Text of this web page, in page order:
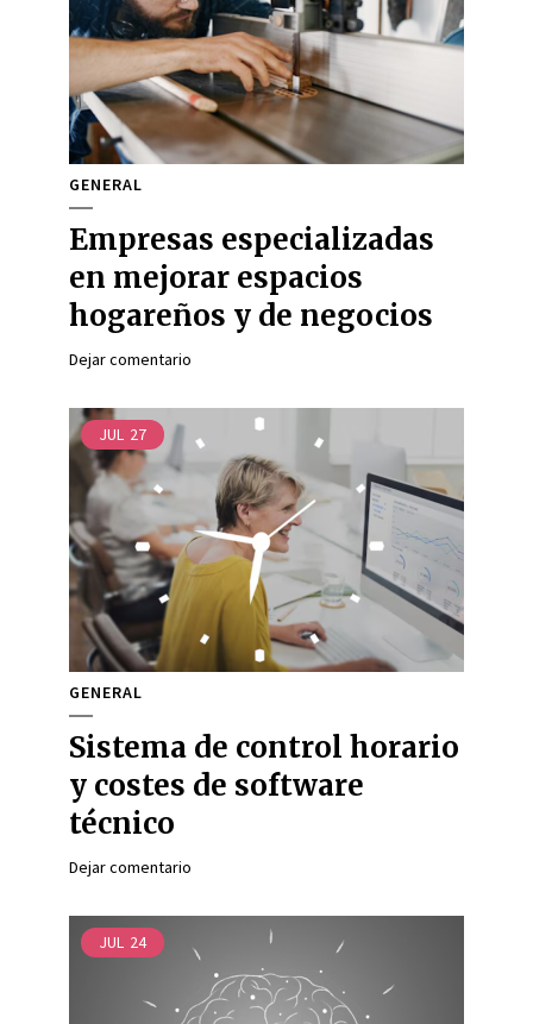
GENERAL
Empresas especializadas
en mejorar espacios
hogareños y de negocios
Dejar comentario
JUL 27
GENERAL
Sistema de control horario
y costes de software
técnico
Dejar comentario
JUL 24